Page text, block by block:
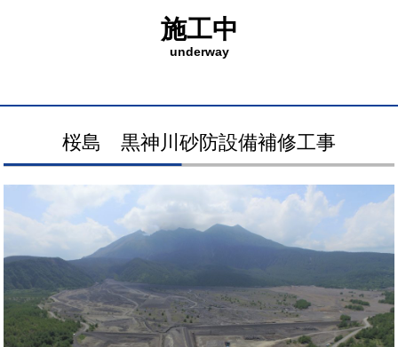
施工中
underway
桜島 黒神川砂防設備補修工事